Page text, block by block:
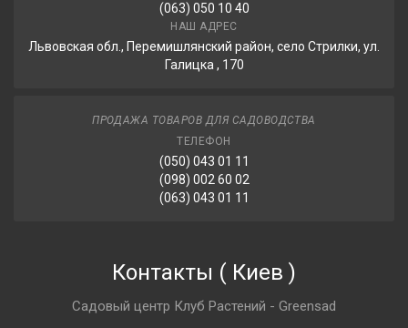
(063) 050 10 40
НАШ АДРЕС
Львовская обл., Перемишлянский район, село Стрилки, ул.
Галицка , 170
ПРОДАЖА ТОВАРОВ ДЛЯ САДОВОДСТВА
ТЕЛЕФОН
(050) 043 01 11
(098) 002 60 02
(063) 043 01 11
Контакты ( Киев )
Садовый центр Клуб Растений - Greensad